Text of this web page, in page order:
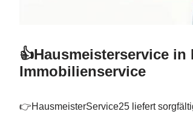
👍Hausmeisterservice
Immobilienservice
👉HausmeisterService25 liefert